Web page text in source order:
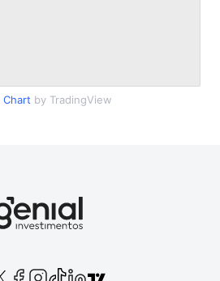
Chart by TradingView